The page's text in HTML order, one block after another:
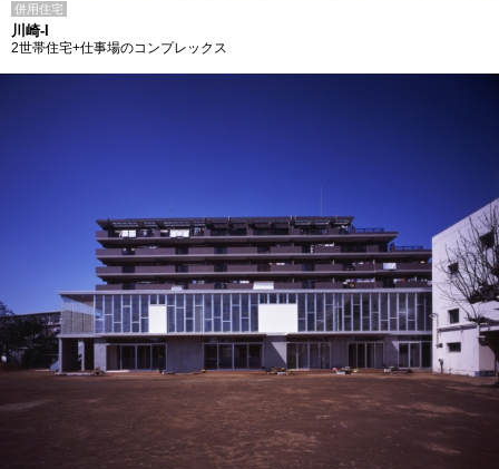
併用住宅
川崎-I
2世帯住宅+仕事場のコンプレックス